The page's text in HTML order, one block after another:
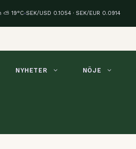
⛅ 19°C SEK/USD 0.1054 · SEK/EUR 0.0914
NYHETER NÖJE